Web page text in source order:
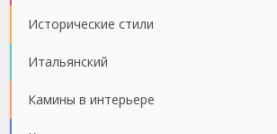
Исторические стили
Итальянский
Камины в интерьере